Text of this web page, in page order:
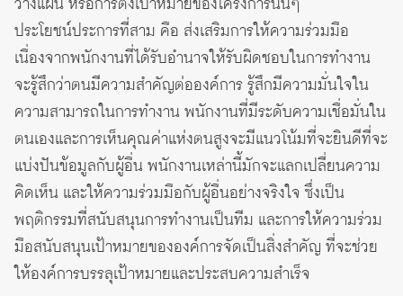
ประโยชน์ประการที่สาม คือ ส่งเสริมการให้ความร่วมมือ
เนื่องจากพนักงานที่ได้รับอำนาจให้รับผิดชอบในการทำงาน
จะรู้สึกว่าตนมีความสำคัญต่อองค์การ รู้สึกมีความมั่นใจใน
ความสามารถในการทำงาน พนักงานที่มีระดับความเชื่อมั่นใน
ตนเองและการเห็นคุณค่าแห่งตนสูงจะมีแนวโน้มที่จะยินดีที่จะ
แบ่งปันข้อมูลกับผู้อื่น พนักงานเหล่านี้มักจะแลกเปลี่ยนความ
คิดเห็น และให้ความร่วมมือกับผู้อื่นอย่างจริงใจ ซึ่งเป็น
พฤติกรรมที่สนับสนุนการทำงานเป็นทีม และการให้ความร่วม
มือสนับสนุนเป้าหมายขององค์การจัดเป็นสิ่งสำคัญ ที่จะช่วย
ให้องค์การบรรลุเป้าหมายและประสบความสำเร็จ